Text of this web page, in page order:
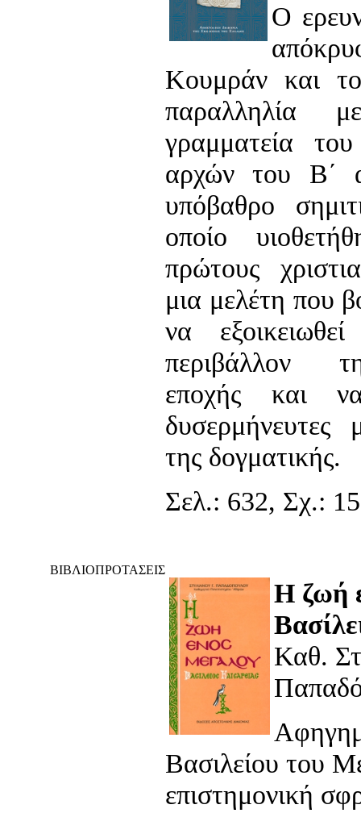
Ο
Κουμράν και
παραλληλία
γραμματεία
αρχών του Β΄
υπόβαθρο
οποίο
πρώτους
μια μελέτη που
να
περιβάλλον
εποχής και
δυσερμήνευτες
της δογματικής.
Σελ.: 632, Σχ.:
ΒΙΒΛΙΟΠΡΟΤΑΣΕΙΣ
Η ζωή
Καθ.
Βασιλείου του
επιστημονική